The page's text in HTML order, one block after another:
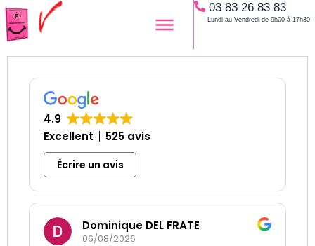
Aller
au
contenu
03 83 26 83 83
Lundi au Vendredi de 9h00 à 17h30
4.9
Excellent
525 avis
Écrire un avis
Dominique DEL FRATE
06/08/2026